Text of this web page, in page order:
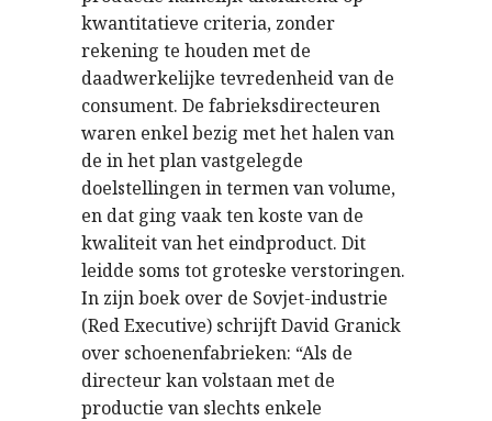
kwantitatieve criteria, zonder
rekening te houden met de
daadwerkelijke tevredenheid van de
consument. De fabrieksdirecteuren
waren enkel bezig met het halen van
de in het plan vastgelegde
doelstellingen in termen van volume,
en dat ging vaak ten koste van de
kwaliteit van het eindproduct. Dit
leidde soms tot groteske verstoringen.
In zijn boek over de Sovjet-industrie
(Red Executive) schrijft David Granick
over schoenenfabrieken: “Als de
directeur kan volstaan met de
productie van slechts enkele